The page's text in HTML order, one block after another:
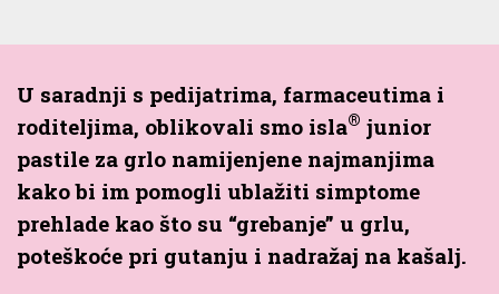
U saradnji s pedijatrima, farmaceutima i
roditeljima, oblikovali smo isla® junior
pastile za grlo namijenjene najmanjima
kako bi im pomogli ublažiti simptome
prehlade kao što su “grebanje” u grlu,
poteškoće pri gutanju i nadražaj na kašalj.